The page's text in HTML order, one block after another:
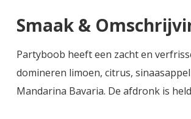
Smaak &
Partyboob heeft een zacht en
domineren limoen, citrus,
Mandarina Bavaria. De afdronk is